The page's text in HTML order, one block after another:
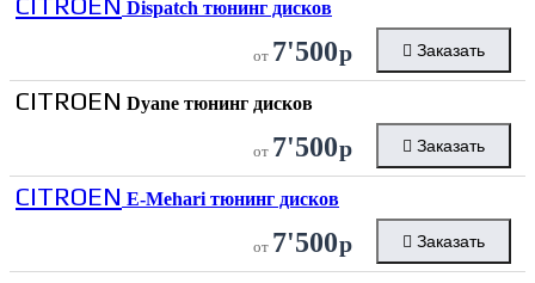
Dispatch тюнинг дисков
от 7'500р Заказать
CITROEN Dyane тюнинг дисков
от 7'500р Заказать
CITROEN E-Mehari тюнинг дисков
от 7'500р Заказать